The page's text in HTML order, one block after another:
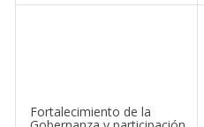
Fortalecimiento de la